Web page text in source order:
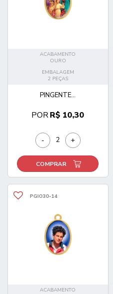
ACABAMENTO
OURO
EMBALAGEM
2 PEÇAS
PINGENTE...
PORR$ 10,30
- +
COMPRAR
PGIO30-14
ACABAMENTO